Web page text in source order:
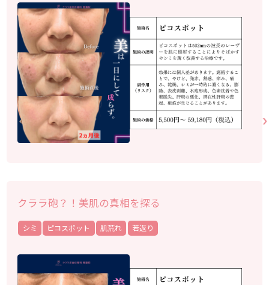
クララ砲？！美肌の真相を探る
シミ ピコスポット 肌荒れ 若返り